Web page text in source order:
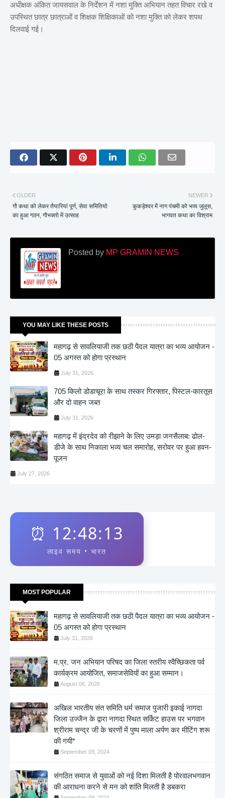
अधीक्षक अंकित जायसवाल के निर्देशन में नशा मुक्ति अभियान तहत विचार रखे व
उपस्थित छात्र छात्राओं व शिक्षक शिक्षिकाओं को नशा मुक्ति को लेकर शपथ
दिलवाई गई।
NEWER
कुकड़ेश्वर में नाग पंचमी को भव्य जुलूस,
भागवत कथा का विश्राम
OLDER
गौ कथा को लेकर तैयारियां पूर्ण, सेवा समितियो
का हुआ गठन, गौभक्तो में उत्साह
Posted by MP GRAMIN NEWS
YOU MAY LIKE THESE POSTS
महागढ़ से सावलियाजी तक छठी पैदल यात्रा का भव्य आयोजन -
05 अगस्त को होगा प्रस्थान
July 31, 2026
705 किलो डोडाचूरा के साथ तस्कर गिरफ्तार, पिस्टल-कारतूस
और दो वाहन जब्त
July 31, 2026
महागढ़ में इंद्रदेव को रीझाने के लिए उमड़ा जनसैलाब: ढोल-
डीजे के साथ निकाला भव्य चल समारोह, सरोवर पर हुआ हवन-
पूजन
July 27, 2026
⏰ 12:48:13
लाइव समय • भारत
MOST POPULAR
महागढ़ से सावलियाजी तक छठी पैदल यात्रा का भव्य आयोजन -
05 अगस्त को होगा प्रस्थान
July 31, 2026
म.प्र. जन अभियान परिषद का जिला स्तरीय स्वैच्छिकता पर्व
कार्यक्रम आयोजित, समाजसेवियों का हुआ सम्मान।
August 06, 2026
अखिल भारतीय संत समिति धर्म समाज पुजारी इकाई नागदा
जिला उज्जैन के द्वारा नागदा स्थित सर्किट हाउस पर भगवान
श्रीराम चन्द्र जी के चरणों में पुष्प माला अर्पण कर मीटिंग शरू
की गयी*
September 09, 2024
संगठित समाज से युवाओं को नई दिशा मिलती है पोरवालभगवान
की आराधना करने से मन को शांति मिलती है डबकरा